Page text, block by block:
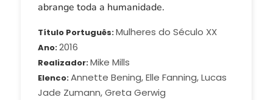
abrange toda a humanidade.
Título Português Mulheres do Século XX
Ano 2016
Realizador Mike Mills
Elenco Annette Bening, Elle Fanning, Lucas
Jade Zumann, Greta Gerwig